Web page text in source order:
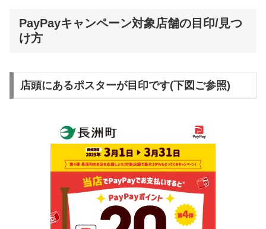
PayPayキャンペーン対象店舗の目印/見つ
け方
店頭にあるポスターが目印です(下図ご参照)